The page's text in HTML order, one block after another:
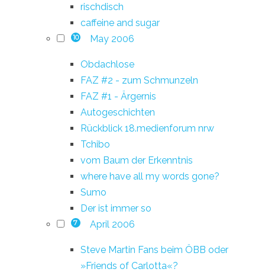
rischdisch
caffeine and sugar
10 May 2006
Obdachlose
FAZ #2 - zum Schmunzeln
FAZ #1 - Ärgernis
Autogeschichten
Rückblick 18.medienforum nrw
Tchibo
vom Baum der Erkenntnis
where have all my words gone?
Sumo
Der ist immer so
7 April 2006
Steve Martin Fans beim ÖBB oder
»Friends of Carlotta«?